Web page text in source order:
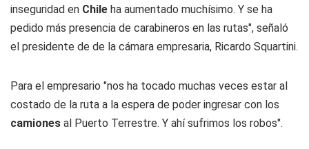
inseguridad en Chile ha aumentado muchísimo. Y se ha
pedido más presencia de carabineros en las rutas", señaló
el presidente de de la cámara empresaria, Ricardo Squartini.
Para el empresario "nos ha tocado muchas veces estar al
costado de la ruta a la espera de poder ingresar con los
camiones al Puerto Terrestre. Y ahí sufrimos los robos".